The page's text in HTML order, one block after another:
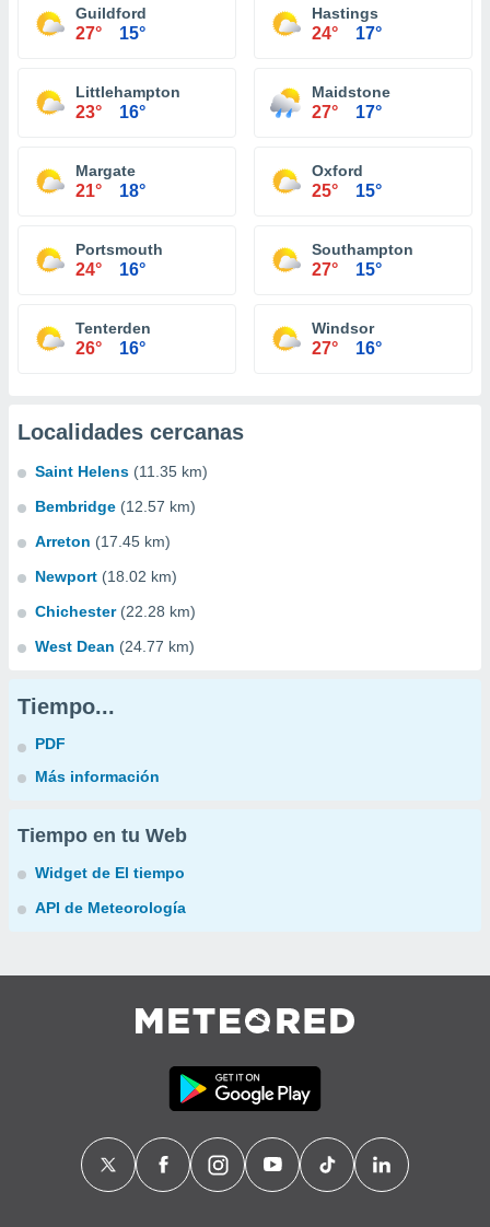
Guildford
27° 15°
Hastings
24° 17°
Littlehampton
23° 16°
Maidstone
27° 17°
Margate
21° 18°
Oxford
25° 15°
Portsmouth
24° 16°
Southampton
27° 15°
Tenterden
26° 16°
Windsor
27° 16°
Localidades cercanas
Saint Helens (11.35 km)
Bembridge (12.57 km)
Arreton (17.45 km)
Newport (18.02 km)
Chichester (22.28 km)
West Dean (24.77 km)
Tiempo...
PDF
Más información
Tiempo en tu Web
Widget de El tiempo
API de Meteorología